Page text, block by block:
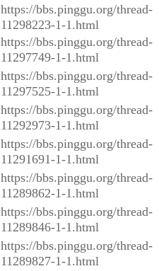
https://bbs.pinggu.org/thread-
11298223-1-1.html
https://bbs.pinggu.org/thread-
11297749-1-1.html
https://bbs.pinggu.org/thread-
11297525-1-1.html
https://bbs.pinggu.org/thread-
11292973-1-1.html
https://bbs.pinggu.org/thread-
11291691-1-1.html
https://bbs.pinggu.org/thread-
11289862-1-1.html
https://bbs.pinggu.org/thread-
11289846-1-1.html
https://bbs.pinggu.org/thread-
11289827-1-1.html